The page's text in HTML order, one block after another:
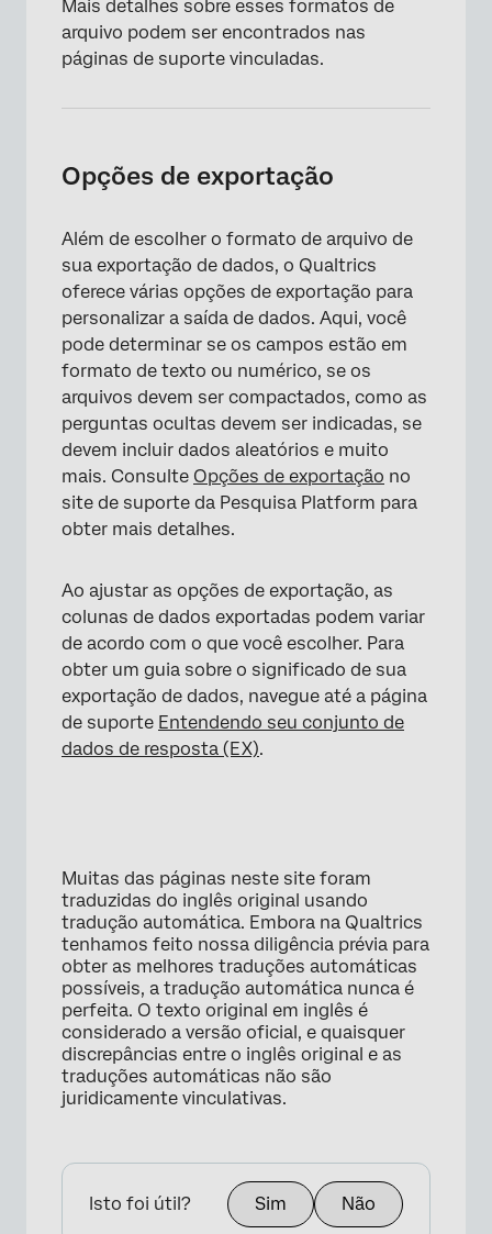
Mais detalhes sobre esses formatos de
arquivo podem ser encontrados nas
páginas de suporte vinculadas.
Opções de exportação
Além de escolher o formato de arquivo de
sua exportação de dados, o Qualtrics
oferece várias opções de exportação para
personalizar a saída de dados. Aqui, você
pode determinar se os campos estão em
formato de texto ou numérico, se os
arquivos devem ser compactados, como as
perguntas ocultas devem ser indicadas, se
devem incluir dados aleatórios e muito
mais. Consulte Opções de exportação no
site de suporte da Pesquisa Platform para
obter mais detalhes.
Ao ajustar as opções de exportação, as
colunas de dados exportadas podem variar
de acordo com o que você escolher. Para
obter um guia sobre o significado de sua
exportação de dados, navegue até a página
de suporte Entendendo seu conjunto de
dados de resposta (EX).
Muitas das páginas neste site foram
traduzidas do inglês original usando
tradução automática. Embora na Qualtrics
tenhamos feito nossa diligência prévia para
obter as melhores traduções automáticas
possíveis, a tradução automática nunca é
perfeita. O texto original em inglês é
considerado a versão oficial, e quaisquer
discrepâncias entre o inglês original e as
traduções automáticas não são
juridicamente vinculativas.
Isto foi útil? Sim Não